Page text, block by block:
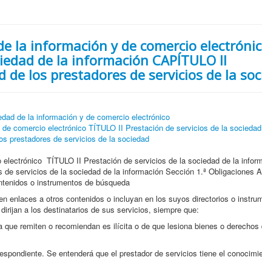
la información y de comercio
de la información CAPÍTULO II
los prestadores de servicios de la
de la información y de comercio electrónico
comercio electrónico TÍTULO II Prestación de servicios de la
prestadores de servicios de la sociedad
TÍTULO II Prestación de servicios de la sociedad de la
servicios de la sociedad de la información Sección 1.ª Obligaciones
o instrumentos de búsqueda
enlaces a otros contenidos o incluyan en los suyos directorios o
a los destinatarios de sus servicios, siempre que:
remiten o recomiendan es ilícita o de que lesiona bienes o derechos
Se entenderá que el prestador de servicios tiene el